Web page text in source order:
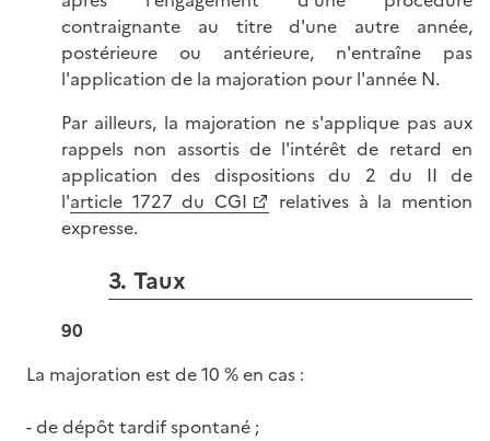
contraignante au titre d'une autre année,
postérieure ou antérieure, n'entraîne pas
l'application de la majoration pour l'année N.
Par ailleurs, la majoration ne s'applique pas aux
rappels non assortis de l'intérêt de retard en
application des dispositions du 2 du II de
l'article 1727 du CGI
relatives à la mention
expresse.
3. Taux
90
La majoration est de 10 % en cas :
- de dépôt tardif spontané ;